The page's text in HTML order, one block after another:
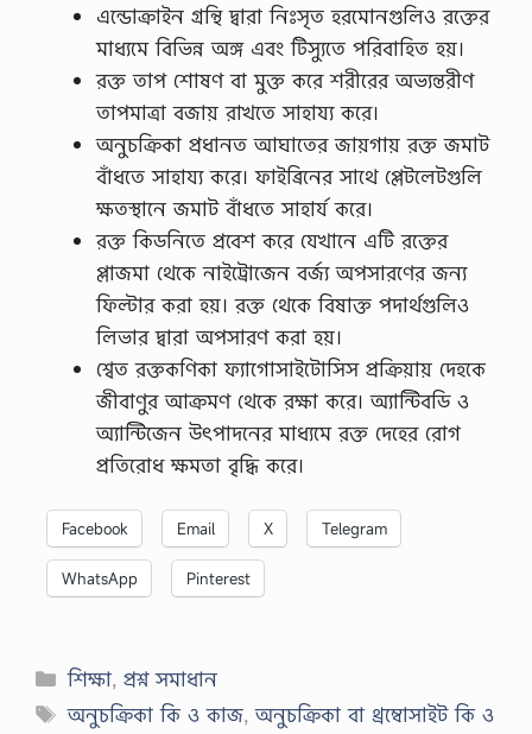
এন্ডোক্রাইন গ্রন্থি দ্বারা নিঃসৃত হরমোনগুলিও রক্তের
মাধ্যমে বিভিন্ন অঙ্গ এবং টিস্যুতে পরিবাহিত হয়।
রক্ত তাপ শোষণ বা মুক্ত করে শরীরের অভ্যন্তরীণ
তাপমাত্রা বজায় রাখতে সাহায্য করে।
অনুচক্রিকা প্রধানত আঘাতের জায়গায় রক্ত ​​জমাট
বাঁধতে সাহায্য করে। ফাইব্রিনের সাথে প্লেটলেটগুলি
ক্ষতস্থানে জমাট বাঁধতে সাহার্য করে।
রক্ত কিডনিতে প্রবেশ করে যেখানে এটি রক্তের
প্লাজমা থেকে নাইট্রোজেন বর্জ্য অপসারণের জন্য
ফিল্টার করা হয়। রক্ত থেকে বিষাক্ত পদার্থগুলিও
লিভার দ্বারা অপসারণ করা হয়।
শ্বেত রক্তকণিকা ফ্যাগােসাইটোসিস প্রক্রিয়ায় দেহকে
জীবাণুর আক্রমণ থেকে রক্ষা করে। অ্যান্টিবডি ও
অ্যান্টিজেন উৎপাদনের মাধ্যমে রক্ত দেহের রােগ
প্রতিরােধ ক্ষমতা বৃদ্ধি করে।
Facebook Email X Telegram
WhatsApp Pinterest
Categories
শিক্ষা,প্রশ্ন সমাধান
Tags
অনুচক্রিকা কি ও কাজ,অনুচক্রিকা বা থ্রম্বোসাইট কি ও